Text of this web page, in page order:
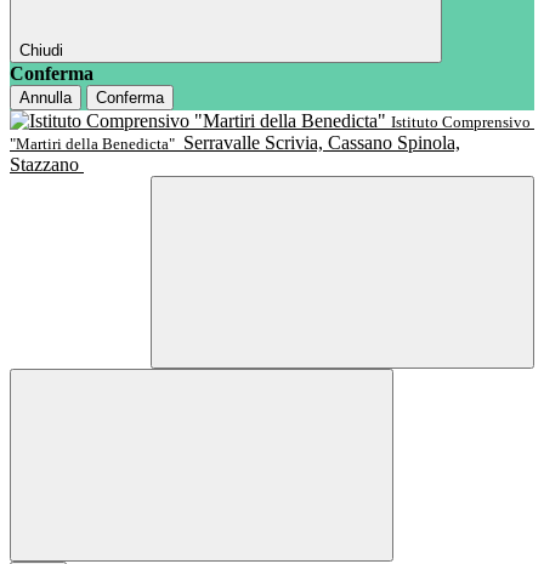
Chiudi
Conferma
Annulla
Conferma
Istituto Comprensivo
"Martiri della Benedicta" Serravalle Scrivia, Cassano Spinola,
Stazzano